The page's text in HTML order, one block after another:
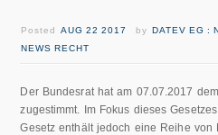
PostedAUG 22 2017 byDATEV EG :
NEWS RECHT
Der Bundesrat hat am 07.07.2017
zugestimmt. Im Fokus dieses
Gesetz enthält jedoch eine Reihe